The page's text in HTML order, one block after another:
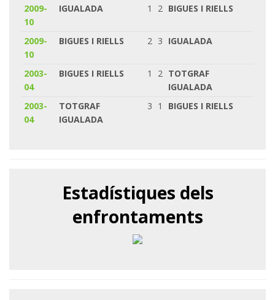
2009-
10
IGUALADA 1 2 BIGUES I RIELLS
2009-
10
BIGUES I RIELLS 2 3 IGUALADA
2003-
04
BIGUES I RIELLS 1 2 TOTGRAF
IGUALADA
2003-
04
TOTGRAF
IGUALADA
3 1 BIGUES I RIELLS
Estadístiques dels
enfrontaments